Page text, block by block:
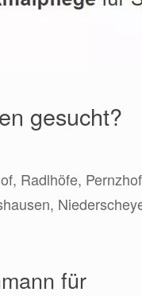
gesucht?
Radlhöfe,
für